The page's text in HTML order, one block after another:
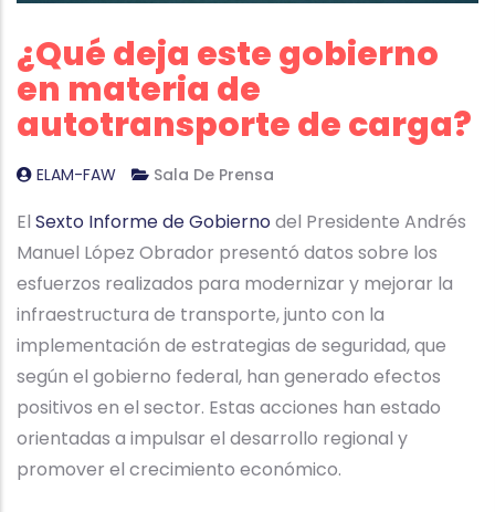
¿Qué deja este gobierno
en materia de
autotransporte de carga?
ELAM-FAW Sala De Prensa
El Sexto Informe de Gobiernodel Presidente Andrés
Manuel López Obrador presentó datos sobre los
esfuerzos realizados para modernizar y mejorar la
infraestructura de transporte, junto con la
implementación de estrategias de seguridad, que
según el gobierno federal, han generado efectos
positivos en el sector. Estas acciones han estado
orientadas a impulsar el desarrollo regional y
promover el crecimiento económico.